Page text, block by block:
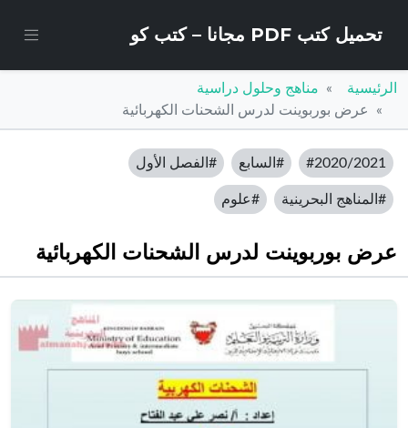
تحميل كتب PDF مجانا – كتب كو
الرئيسية
مناهج وحلول دراسية
عرض بوربوينت لدرس الشحنات الكهربائية
#2020/2021 #السابع #الفصل الأول
#المناهج البحرينية #علوم
عرض بوربوينت لدرس الشحنات الكهربائية